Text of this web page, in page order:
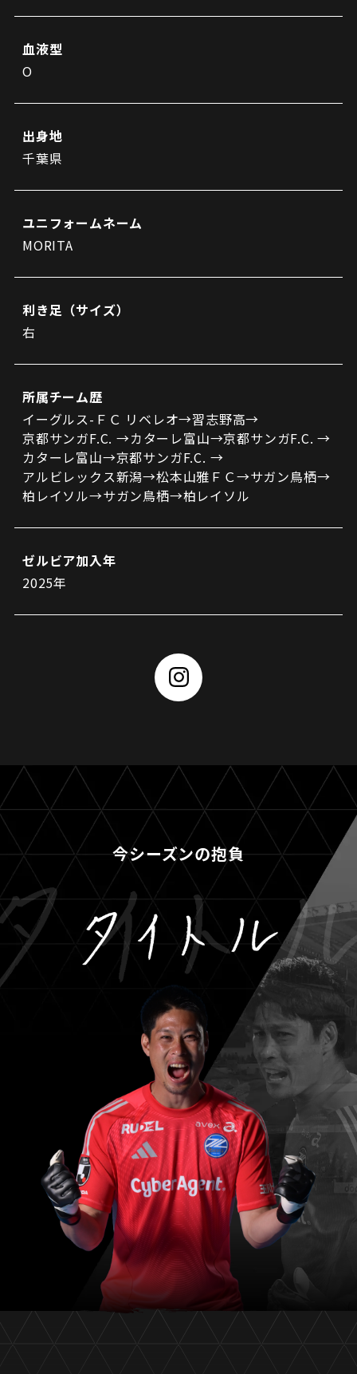
血液型
O
出身地
千葉県
ユニフォームネーム
MORITA
利き足（サイズ）
右
所属チーム歴
イーグルス-ＦＣ リベレオ→習志野高→
京都サンガF.C. →カターレ富山→京都サンガF.C. →
カターレ富山→京都サンガF.C. →
アルビレックス新潟→松本山雅ＦＣ→サガン鳥栖→
柏レイソル→サガン鳥栖→柏レイソル
ゼルビア加入年
2025年
今シーズンの抱負